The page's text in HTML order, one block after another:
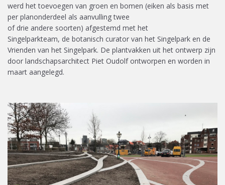
werd het toevoegen van groen en bomen (eiken als basis met
per planonderdeel als aanvulling twee
of drie andere soorten) afgestemd met het
Singelparkteam, de botanisch curator van het Singelpark en de
Vrienden van het Singelpark. De plantvakken uit het ontwerp zijn
door landschapsarchitect Piet Oudolfontworpen en worden in
maart aangelegd.